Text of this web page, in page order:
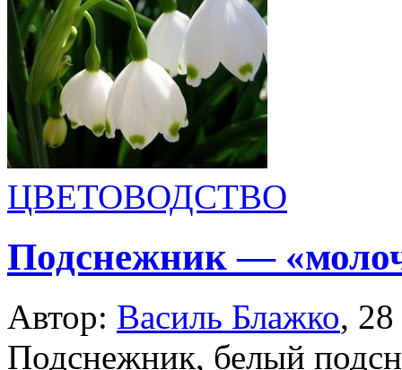
ЦВЕТОВОДСТВО
Подснежник —
Автор: Василь Блажко,
Подснежник, белый